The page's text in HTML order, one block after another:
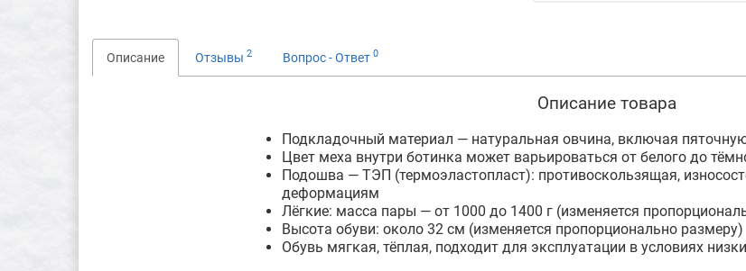
Описание Отзывы 2 Вопрос - Ответ 0
Описание товара
Подкладочный материал — натуральная овчина, включая
Цвет меха внутри ботинка может варьироваться от белого до
Подошва — ТЭП (термоэластопласт): противоскользящая,
деформациям
Лёгкие: масса пары — от 1000 до 1400 г (изменяется
Высота обуви: около 32 см (изменяется пропорционально размеру)
Обувь мягкая, тёплая, подходит для эксплуатации в условиях